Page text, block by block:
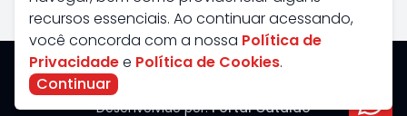
recursos essenciais. Ao continuar acessando,
você concorda com a nossa Política de
Privacidadee Política de Cookies.
Continuar
Savana Imoveis - Todos os Direitos Reservados
Desenvolvido por:Portal Catalão